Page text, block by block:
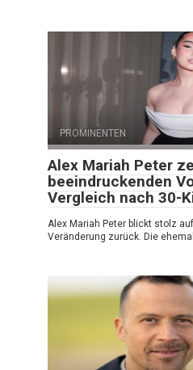
PROMINENTEN
Alex Mariah Peter
beeindruckenden
Vergleich nach 30-
Alex Mariah Peter blickt stolz
Veränderung zurück. Die